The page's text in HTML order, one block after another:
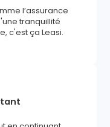
l’assurance
tranquillité
c'est ça Leasi.